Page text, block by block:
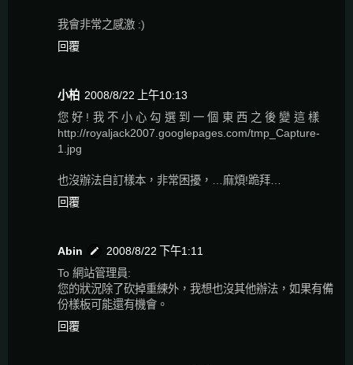
我會非常之感激 :)
回覆
小柏 2008/8/22 上午10:13
您好!我不小心勾選到一個東西之後變這樣
http://royaljack2007.googlepages.com/tmp_Capture-
1.jpg
也沒辦法自訂樣本，非常困擾，…麻煩!跪拜…
回覆
Abin
2008/8/22 下午1:11
To 網站管理員:
您的狀況除了砍掉重練外，我想也沒其他辦法，如果有備
份樣板可能還有機會。
回覆